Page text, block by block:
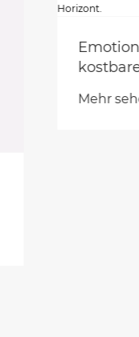
Emotionen
kostbare
Herbst
Mehr sehen >>